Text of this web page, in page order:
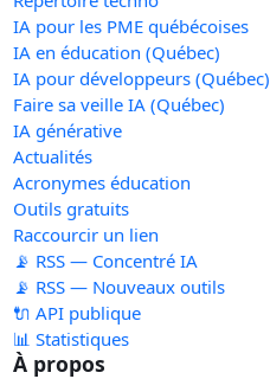
IA pour les PME québécoises
IA en éducation (Québec)
IA pour développeurs (Québec)
Faire sa veille IA (Québec)
IA générative
Actualités
Acronymes éducation
Outils gratuits
Raccourcir un lien
📡 RSS — Concentré IA
📡 RSS — Nouveaux outils
🔌 API publique
📊 Statistiques
À propos